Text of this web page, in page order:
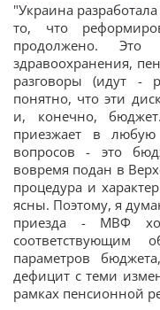
"Украина
то, что
продолжено. Это
здравоохранения,
разговоры (идут -
понятно, что эти
и, конечно,
приезжает в
вопросов - это
вовремя подан в
процедура и
ясны. Поэтому, я
приезда - МВФ
соответствующим
параметров
дефицит с теми
рамках пенсионной